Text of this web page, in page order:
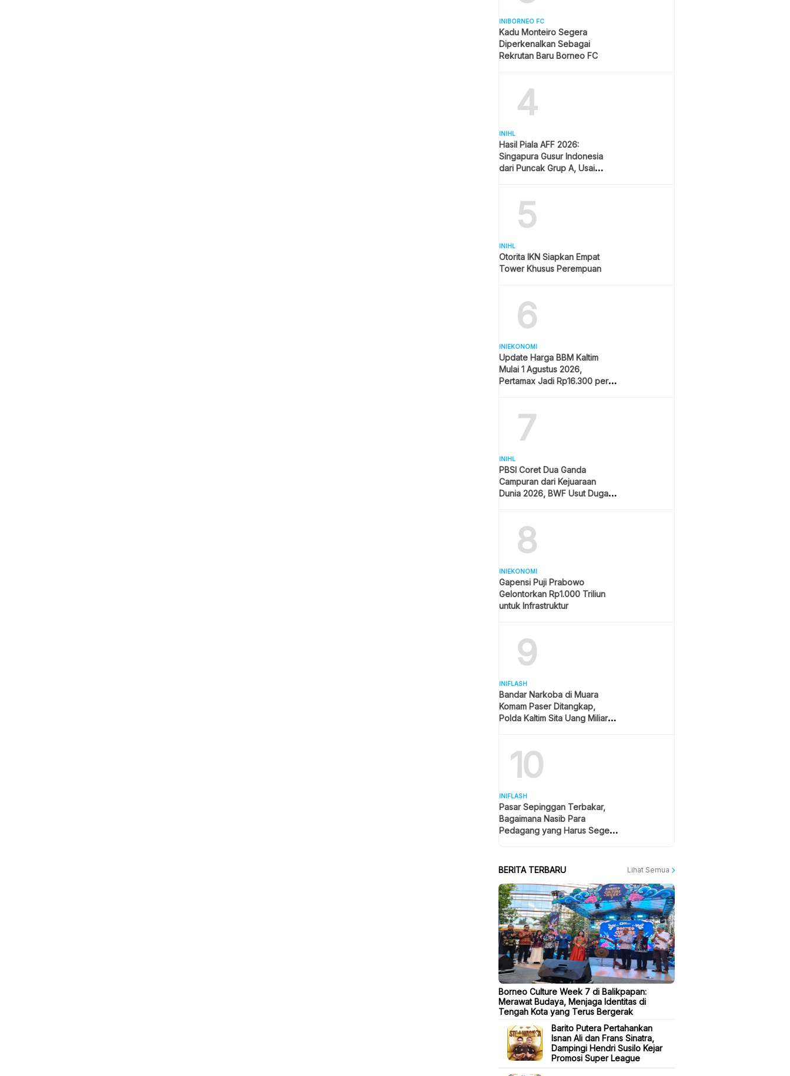
INIBORNEO FC
Kadu Monteiro Segera
Diperkenalkan Sebagai
Rekrutan Baru Borneo FC
4
INIHL
Hasil Piala AFF 2026:
Singapura Gusur Indonesia
dari Puncak Grup A, Usai
5
INIHL
Otorita IKN Siapkan Empat
Tower Khusus Perempuan
6
INIEKONOMI
Update Harga BBM Kaltim
Mulai 1 Agustus 2026,
Pertamax Jadi Rp16.300 per
7
INIHL
PBSI Coret Dua Ganda
Campuran dari Kejuaraan
Dunia 2026, BWF Usut Dugaan
8
INIEKONOMI
Gapensi Puji Prabowo
Gelontorkan Rp1.000 Triliun
untuk Infrastruktur
9
INIFLASH
Bandar Narkoba di Muara
Komam Paser Ditangkap,
Polda Kaltim Sita Uang Miliaran
10
INIFLASH
Pasar Sepinggan Terbakar,
Bagaimana Nasib Para
Pedagang yang Harus Segera
BERITA TERBARU Lihat Semua
Borneo Culture Week 7 di Balikpapan:
Merawat Budaya, Menjaga Identitas di
Tengah Kota yang Terus Bergerak
Barito Putera Pertahankan
Isnan Ali dan Frans Sinatra,
Dampingi Hendri Susilo Kejar
Promosi Super League